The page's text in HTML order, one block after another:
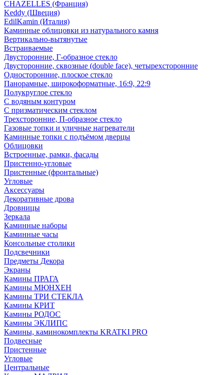
CHAZELLES (Франция)
Keddy (Швеция)
EdilKamin (Италия)
Каминные облицовки из натурального камня
Вертикально-вытянутые
Встраиваемые
Двусторонние, Г-образное стекло
Двусторонние, сквозные (double face), четырехсторонние
Односторонние, плоское стекло
Панорамные, широкоформатные, 16:9, 22:9
Полукруглое стекло
С водяным контуром
С призматическим стеклом
Трехсторонние, П-образное стекло
Газовые топки и уличные нагреватели
Каминные топки с подъёмом дверцы
Облицовки
Встроенные, рамки, фасады
Пристенно-угловые
Пристенные (фронтальные)
Угловые
Аксессуары
Декоративные дрова
Дровницы
Зеркала
Каминные наборы
Каминные часы
Консольные столики
Подсвечники
Предметы Декора
Экраны
Камины ПРАГА
Камины МЮНХЕН
Камины ТРИ СТЕКЛА
Камины КРИТ
Камины РОДОС
Камины ЭКЛИПС
Камины, каминокомплекты KRATKI PRO
Подвесные
Пристенные
Угловые
Центральные